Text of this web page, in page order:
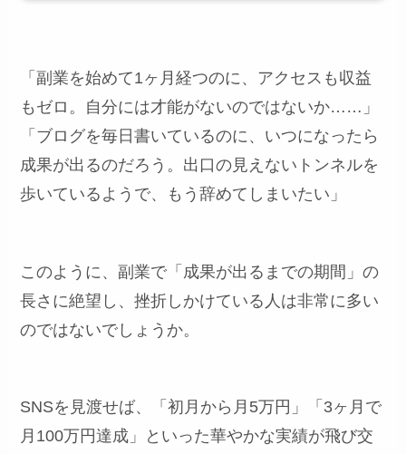
「副業を始めて1ヶ月経つのに、アクセスも収益
もゼロ。自分には才能がないのではないか……」
「ブログを毎日書いているのに、いつになったら
成果が出るのだろう。出口の見えないトンネルを
歩いているようで、もう辞めてしまいたい」
このように、副業で「成果が出るまでの期間」の
長さに絶望し、挫折しかけている人は非常に多い
のではないでしょうか。
SNSを見渡せば、「初月から月5万円」「3ヶ月で
月100万円達成」といった華やかな実績が飛び交